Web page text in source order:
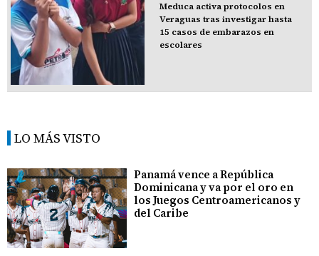
Meduca activa protocolos en
Veraguas tras investigar hasta
15 casos de embarazos en
escolares
LO MÁS VISTO
Panamá vence a República
Dominicana y va por el oro en
los Juegos Centroamericanos y
del Caribe